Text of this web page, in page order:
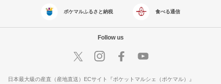
ポケマルふるさと納税 食べる通信
Follow us
日本最大級の産直（産地直送）ECサイト『ポケットマルシェ（ポケマル）』